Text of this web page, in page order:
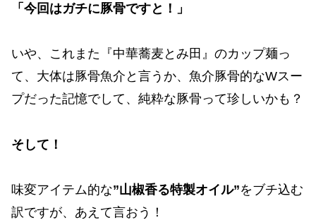
「今回はガチに豚骨ですと！」
いや、これまた『中華蕎麦とみ田』のカップ麺っ
て、大体は豚骨魚介と言うか、魚介豚骨的なWスー
プだった記憶でして、純粋な豚骨って珍しいかも？
そして！
味変アイテム的な”山椒香る特製オイル”をブチ込む
訳ですが、あえて言おう！